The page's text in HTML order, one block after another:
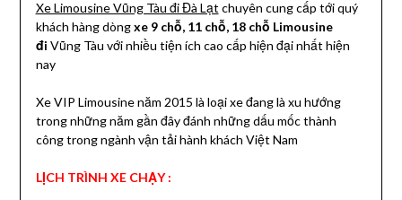
Xe Limousine Vũng Tàu đi Đà Lạt chuyên cung cấp tới quý
khách hàng dòngxe 9 chỗ, 11 chỗ, 18 chỗ Limousine
đi Vũng Tàu với nhiều tiện ích cao cấp hiện đại nhất hiện
nay
Xe VIP Limousine năm 2015 là loại xe đang là xu hướng
trong những năm gần đây đánh những dấu mốc thành
công trong ngành vận tải hành khách Việt Nam
LỊCH TRÌNH XE CHẠY :